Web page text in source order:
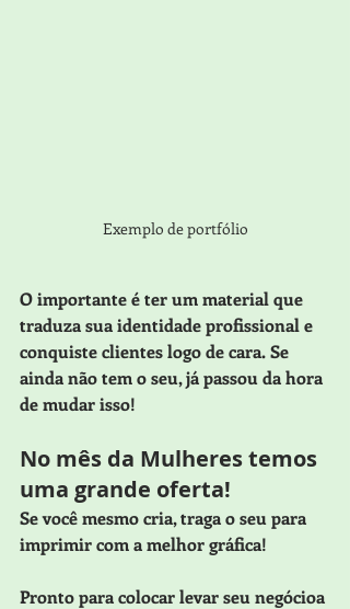
Exemplo de portfólio
O importante é ter um material que
traduza sua identidade profissional e
conquiste clientes logo de cara. Se
ainda não tem o seu, já passou da hora
de mudar isso!
No mês da Mulheres temos
uma grande oferta!
Se você mesmo cria, traga o seu para
imprimir com a melhor gráfica!
Pronto para colocar levar seu negócioa